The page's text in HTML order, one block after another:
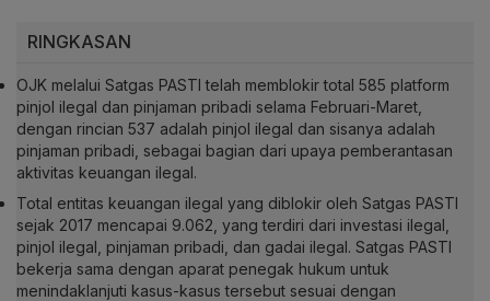
RINGKASAN
OJK melalui Satgas PASTI telah memblokir total 585 platform
pinjol ilegal dan pinjaman pribadi selama Februari-Maret,
dengan rincian 537 adalah pinjol ilegal dan sisanya adalah
pinjaman pribadi, sebagai bagian dari upaya pemberantasan
aktivitas keuangan ilegal.
Total entitas keuangan ilegal yang diblokir oleh Satgas PASTI
sejak 2017 mencapai 9.062, yang terdiri dari investasi ilegal,
pinjol ilegal, pinjaman pribadi, dan gadai ilegal. Satgas PASTI
bekerja sama dengan aparat penegak hukum untuk
menindaklanjuti kasus-kasus tersebut sesuai dengan